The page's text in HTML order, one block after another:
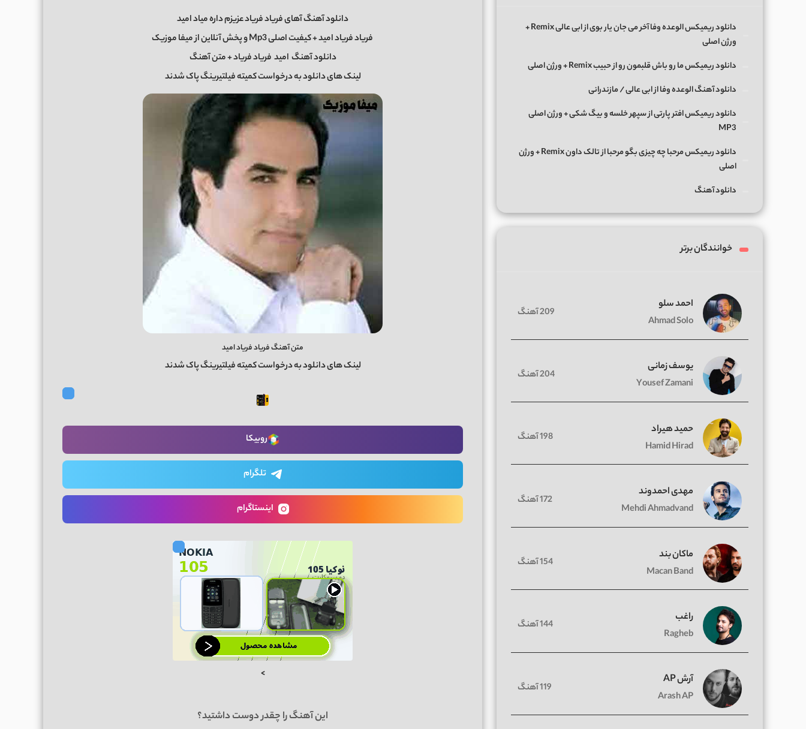
دانلود آهنگ آهای فریاد فریاد عزیزم داره میاد امید
فریاد فریاد امید + کیفیت اصلی Mp3 و پخش آنلاین از میفا موزیک
دانلود آهنگ امید فریاد فریاد + متن آهنگ
لینک های دانلود به درخواست کمیته فیلتیرینگ پاک شدند
متن آهنگ فریاد فریاد امید
لینک های دانلود به درخواست کمیته فیلتیرینگ پاک شدند
روبیکا
تلگرام
اینستاگرام
>
این آهنگ را چقدر دوست داشتید؟
دانلود ریمیکس الوعده وفا آخر می جان یار بوی از ابی عالی Remix +
ورژن اصلی
دانلود ریمیکس ما رو باش قلبمون رو از حبیب Remix + ورژن اصلی
دانلود آهنگ الوعده وفا از ابی عالی / مازندرانی
دانلود ریمیکس افتر پارتی از سپهر خلسه و بیگ شکی + ورژن اصلی
MP3
دانلود ریمیکس ﻣﺮﺣﺒﺎ ﭼﻪ ﭼﻴﺰی ﺑﮕﻮ ﻣﺮﺣﺒﺎ از تالک داون Remix + ورژن
اصلی
دانلود آهنگ
خوانندگان برتر
احمد سلو
Ahmad Solo
209 آهنگ
یوسف زمانی
Yousef Zamani
204 آهنگ
حمید هیراد
Hamid Hirad
198 آهنگ
مهدی احمدوند
Mehdi Ahmadvand
172 آهنگ
ماکان بند
Macan Band
154 آهنگ
راغب
Ragheb
144 آهنگ
آرش AP
Arash AP
119 آهنگ